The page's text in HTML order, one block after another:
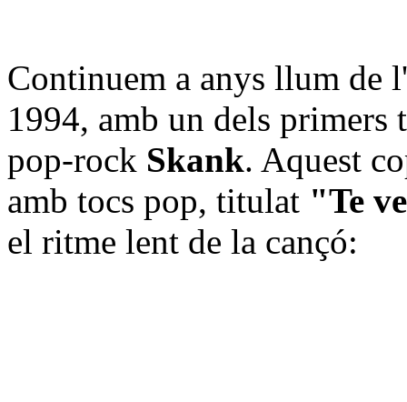
Continuem a anys llum de
1994, amb un dels primers
pop-rock Skank. Aquest
amb tocs pop, titulat "Te
el ritme lent de la cançó: